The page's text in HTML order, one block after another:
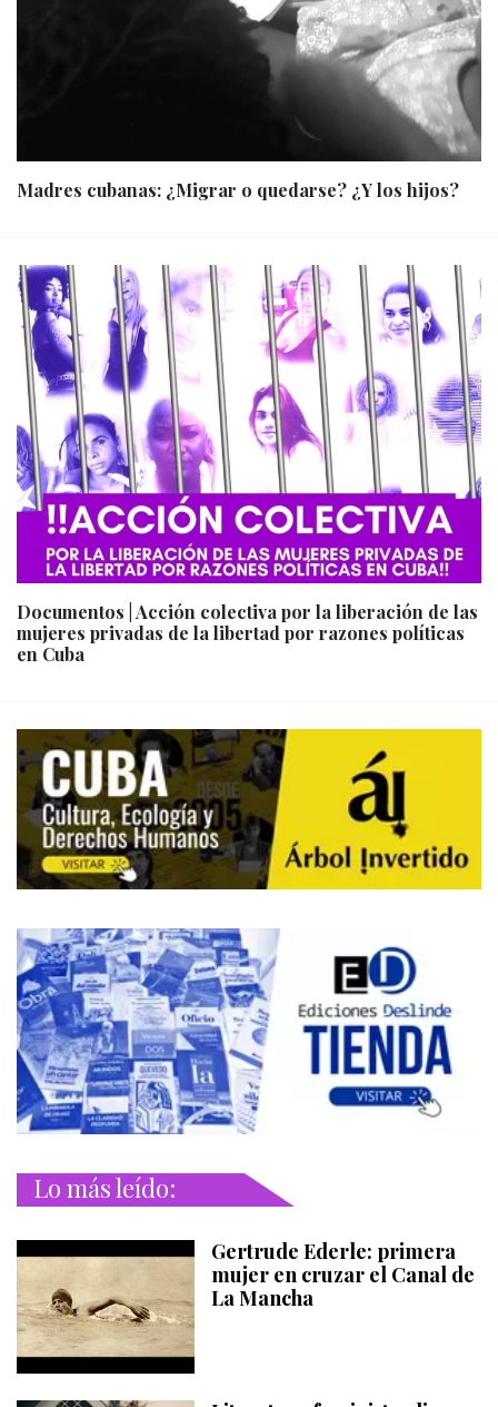
Madres cubanas: ¿Migrar o quedarse? ¿Y los hijos?
Documentos | Acción colectiva por la liberación de las
mujeres privadas de la libertad por razones políticas
en Cuba
Lo más leído:
Gertrude Ederle: primera
mujer en cruzar el Canal de
La Mancha